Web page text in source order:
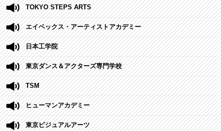
TOKYO STEPS ARTS
エイベックス・アーティストアカデミー
日本工学院
東京ダンス＆アクターズ専門学校
TSM
ヒューマンアカデミー
東京ビジュアルアーツ